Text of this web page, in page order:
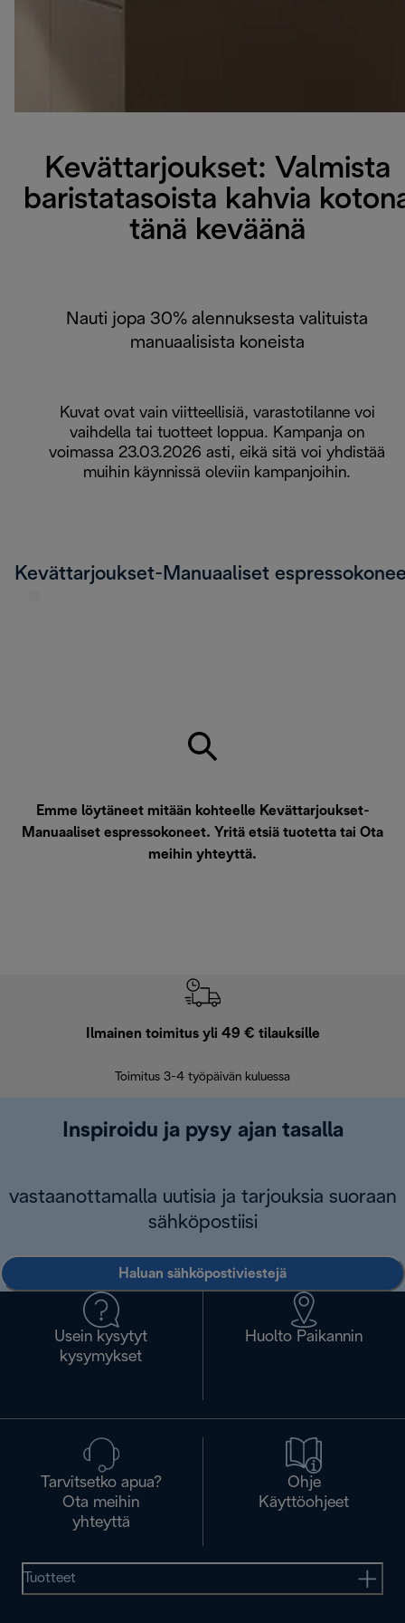
Kevättarjoukset: Valmista
baristatasoista kahvia
tänä keväänä
Nauti jopa 30% alennuksesta valituista
manuaalisista koneista
Kuvat ovat vain viitteellisiä, varastotilanne voi
vaihdella tai tuotteet loppua. Kampanja on
voimassa 23.03.2026 asti, eikä sitä voi yhdistää
muihin käynnissä oleviin kampanjoihin.
Kevättarjoukset-Manuaaliset
Emme löytäneet mitään kohteelle Kevättarjoukset-
Manuaaliset espressokoneet. Yritä etsiä tuotetta tai Ota
meihin yhteyttä.
Ilmainen toimitus yli 49 € tilauksille
Toimitus 3-4 työpäivän kuluessa
Inspiroidu ja pysy ajan tasalla
vastaanottamalla uutisia ja tarjouksia suoraan
sähköpostiisi
Haluan sähköpostiviestejä
Usein kysytyt
kysymykset
Huolto Paikannin
Tarvitsetko apua?
Ota meihin
yhteyttä
Ohje
Käyttöohjeet
Tuotteet